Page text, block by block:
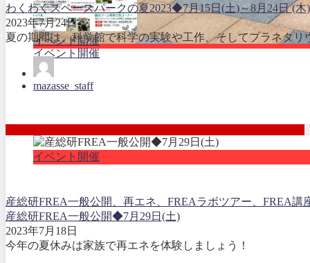
イベント開催
イベント開催
わくわくスペースパークの夏2023◆7月15日(土)～8月24日 (木)
2023年7月24日
夏の期間は、科学館で科学の実験や工作、そしてプラネタ
mazasse_staff
イベント開催
産総研FREA一般公開、再エネ、FREAラボツアー、FREA講
産総研FREA一般公開◆7月29日(土)
2023年7月18日
今年の夏休みは家族で